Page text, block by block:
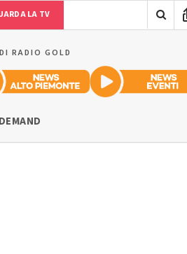
LA TV
RADIO GOLD